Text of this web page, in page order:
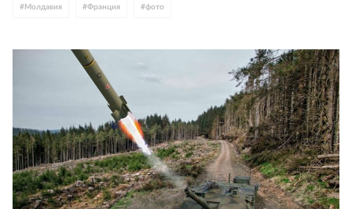
# Молдавия #Франция #фото